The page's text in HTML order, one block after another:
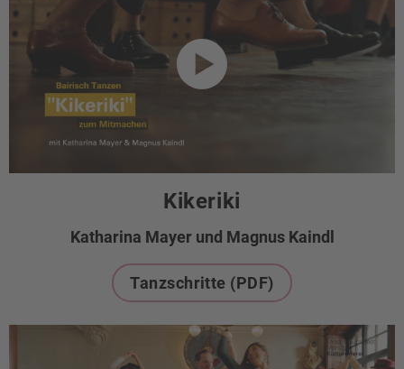
Kikeriki
Katharina Mayer und Magnus Kaindl
Tanzschritte (PDF)